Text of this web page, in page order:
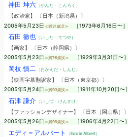
神田 坤六（かんだ・こんろく）
【政治家】 〔日本（新潟県）〕
2005年5月23日 ≪満31歳没≫ ［1973年6月16日〜］
石田 徹也（いしだ・てつや）
【画家】 〔日本（静岡県）〕
2005年5月23日 ≪満76歳没≫ ［1929年3月31日〜］
岡枝 慎二 （おかえだ・しんじ）
【映画字幕翻訳家】 〔日本（東京都）〕
2005年5月24日 ≪満93歳没≫ ［1911年10月20日〜］
石津 謙介（いしづ・けんすけ）
【ファッションデザイナー】 〔日本（岡山県）〕
2005年5月26日 ≪満99歳没≫ ［1906年4月22日〜］
エディ＝アルバート （Eddie Albert）